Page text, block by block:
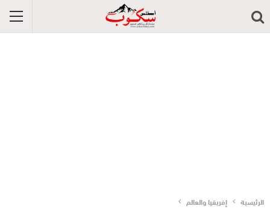
الرئيسية إفريقيا والعالم